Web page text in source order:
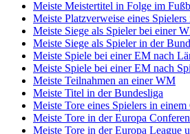
Meiste Meistertitel in Folge im
Meiste Platzverweise eines
Meiste Siege als Spieler bei einer
Meiste Siege als Spieler in der
Meiste Spiele bei einer EM nach
Meiste Spiele bei einer EM nach
Meiste Teilnahmen an einer WM
Meiste Titel in der Bundesliga
Meiste Tore eines Spielers in
Meiste Tore in der Europa
Meiste Tore in der Europa League